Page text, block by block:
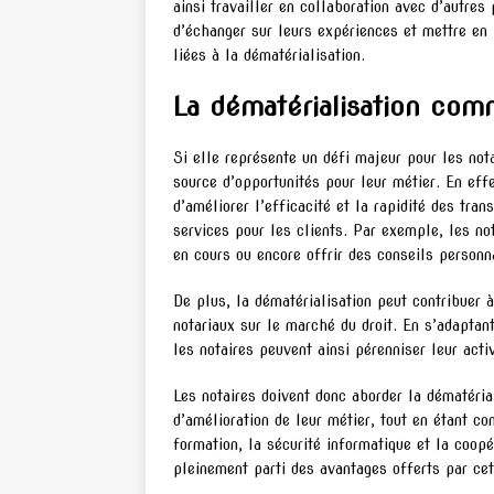
ainsi travailler en collaboration avec
d’échanger sur leurs expériences et mettre
liées à la dématérialisation.
La dématérialisation
Si elle représente un défi majeur pour les
source d’opportunités pour leur métier. En
d’améliorer l’efficacité et la rapidité des
services pour les clients. Par exemple, les
en cours ou encore offrir des conseils
De plus, la dématérialisation peut
notariaux sur le marché du droit. En
les notaires peuvent ainsi pérenniser leur
Les notaires doivent donc aborder la
d’amélioration de leur métier, tout en étant
formation, la sécurité informatique et la
pleinement parti des avantages offerts par